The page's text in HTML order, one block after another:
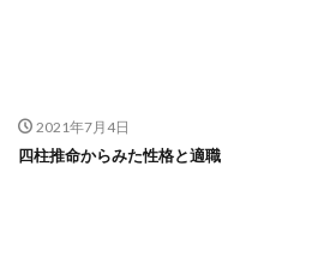
2021年7月4日
四柱推命からみた性格と適職